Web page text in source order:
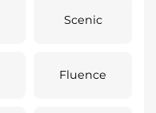
Scenic
Fluence